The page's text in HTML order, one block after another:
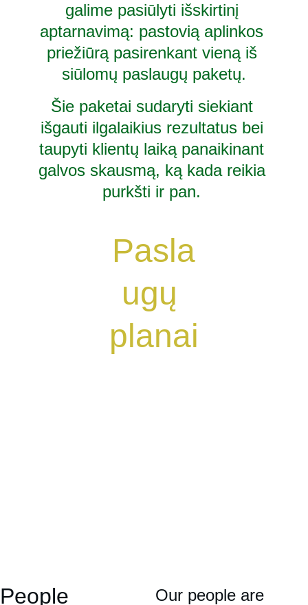
galime pasiūlyti išskirtinį
aptarnavimą: pastovią aplinkos
priežiūrą pasirenkant vieną iš
siūlomų paslaugų paketų.
Šie paketai sudaryti siekiant
išgauti ilgalaikius rezultatus bei
taupyti klientų laiką panaikinant
galvos skausmą, ką kada reikia
purkšti ir pan.
Pasla
ugų
planai
People
Our people are